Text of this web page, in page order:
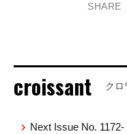
SHARE
croissant クロ
Next Issue No.